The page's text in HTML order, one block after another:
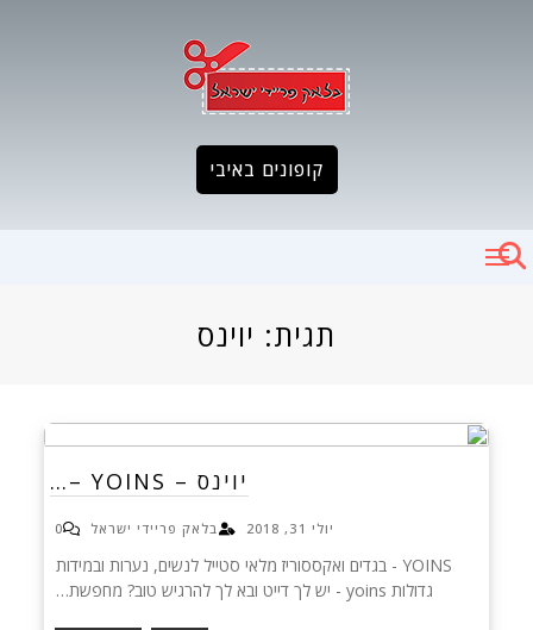
קופונים באיבי
תגית: יוינס
יוינס – YOINS –…
יולי 31, 2018 בלאק פריידי ישראל 0
YOINS - בגדים ואקססוריז מלאי סטייל לנשים, נערות ובמידות
גדולות yoins - יש לך דייט ובא לך להרגיש טוב? מחפשת…